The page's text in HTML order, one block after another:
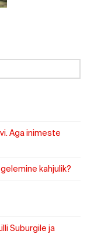
Aga inimeste
kahjulik?
Suburgile ja